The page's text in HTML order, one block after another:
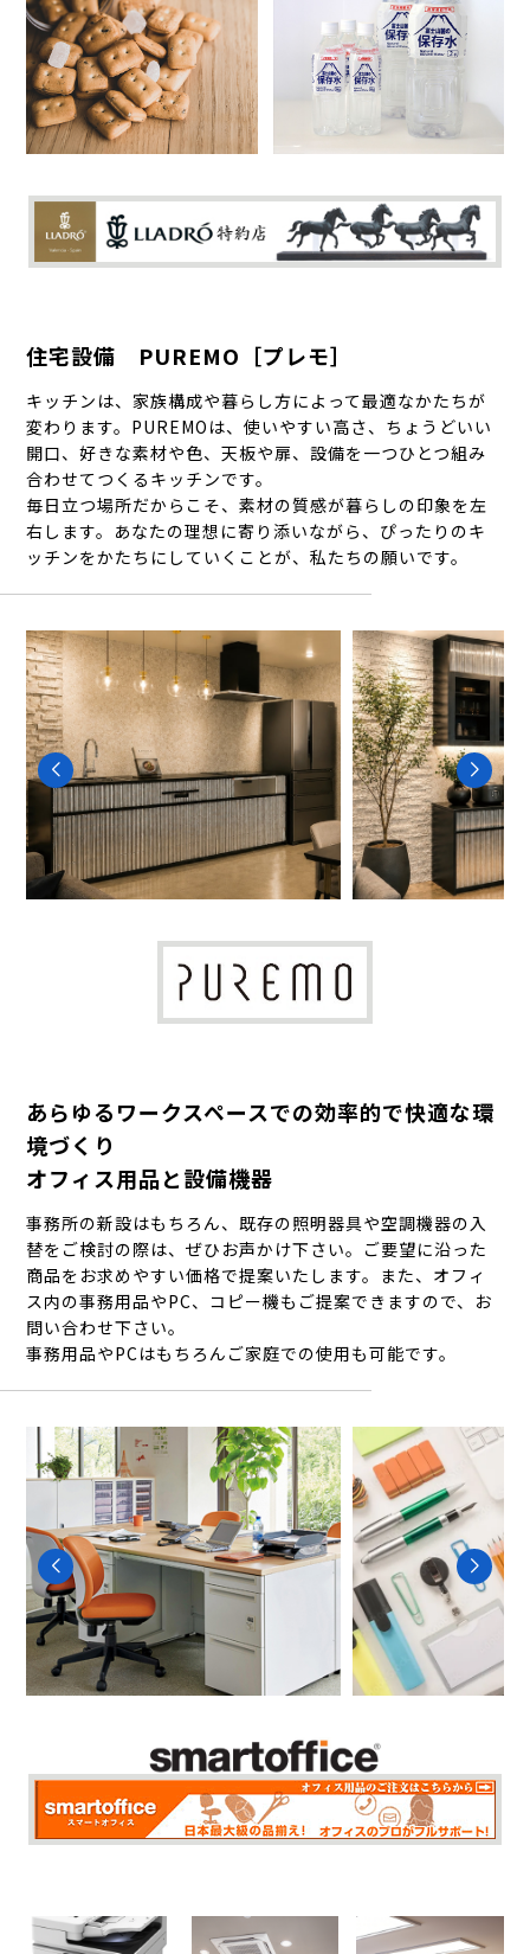
住宅設備 PUREMO［プレモ］
キッチンは、家族構成や暮らし方によって最適なかたちが
変わります。PUREMOは、使いやすい高さ、ちょうどいい
開口、好きな素材や色、天板や扉、設備を一つひとつ組み
合わせてつくるキッチンです。
毎日立つ場所だからこそ、素材の質感が暮らしの印象を左
右します。あなたの理想に寄り添いながら、ぴったりのキ
ッチンをかたちにしていくことが、私たちの願いです。
あらゆるワークスペースでの効率的で快適な環
境づくり
オフィス用品と設備機器
事務所の新設はもちろん、既存の照明器具や空調機器の入
替をご検討の際は、ぜひお声かけ下さい。ご要望に沿った
商品をお求めやすい価格で提案いたします。また、オフィ
ス内の事務用品やPC、コピー機もご提案できますので、お
問い合わせ下さい。
事務用品やPCはもちろんご家庭での使用も可能です。